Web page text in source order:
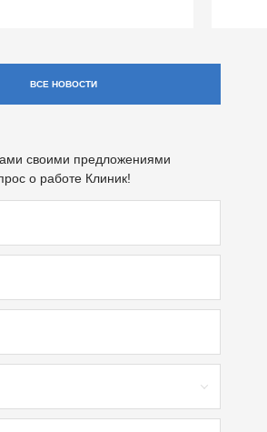
ВСЕ НОВОСТИ
своими предложениями
о работе Клиник!